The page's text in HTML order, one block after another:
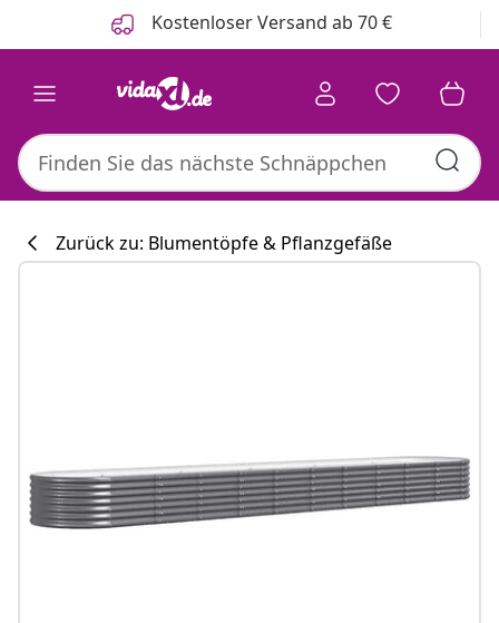
Kostenloser Versand ab 70 €
Zurück zu: Blumentöpfe & Pflanzgefäße